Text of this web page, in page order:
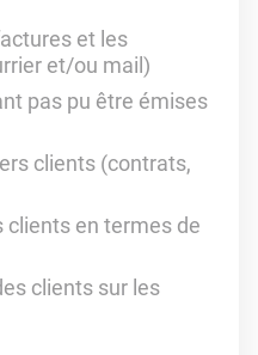
et les
et/ou mail)
pas pu être émises
clients (contrats,
clients en termes de
clients sur les